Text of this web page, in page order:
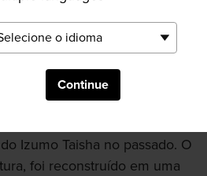
Continue
galerias temáticas: o
de Izumo e Bronzes
além de uma sala de
Izumo Taisha no passado. O
foi reconstruído em uma